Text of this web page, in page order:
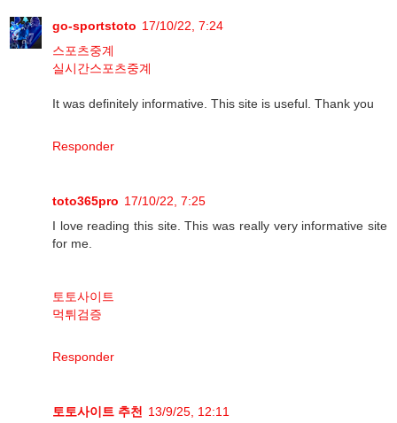
go-sportstoto 17/10/22, 7:24
스포츠중계
실시간스포츠중계
It was definitely informative. This site is useful. Thank you
Responder
toto365pro 17/10/22, 7:25
I love reading this site. This was really very informative site
for me.
토토사이트
먹튀검증
Responder
토토사이트 추천
13/9/25, 12:11